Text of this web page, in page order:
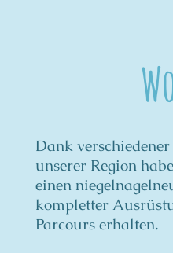
Dank verschiedener
unserer Region
einen
kompletter
Parcours erhalten.